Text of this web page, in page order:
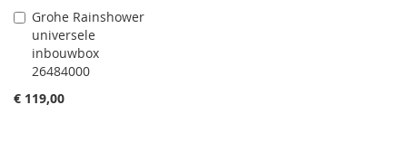
Grohe Rainshower
universele
inbouwbox
26484000
€ 119,00
Aan
winkelwagen
toevoegen